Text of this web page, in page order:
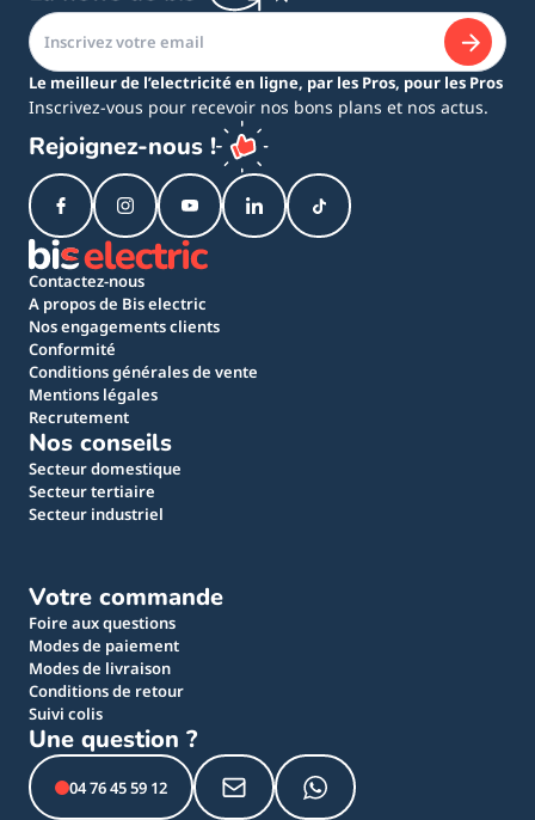
Le meilleur de l’electricité en ligne, par les Pros, pour les Pros
Inscrivez-vous pour recevoir nos bons plans et nos actus.
Rejoignez-nous !
Contactez-nous
A propos de Bis electric
Nos engagements clients
Conformité
Conditions générales de vente
Mentions légales
Recrutement
Nos conseils
Secteur domestique
Secteur tertiaire
Secteur industriel
Votre commande
Foire aux questions
Modes de paiement
Modes de livraison
Conditions de retour
Suivi colis
Une question ?
04 76 45 59 12